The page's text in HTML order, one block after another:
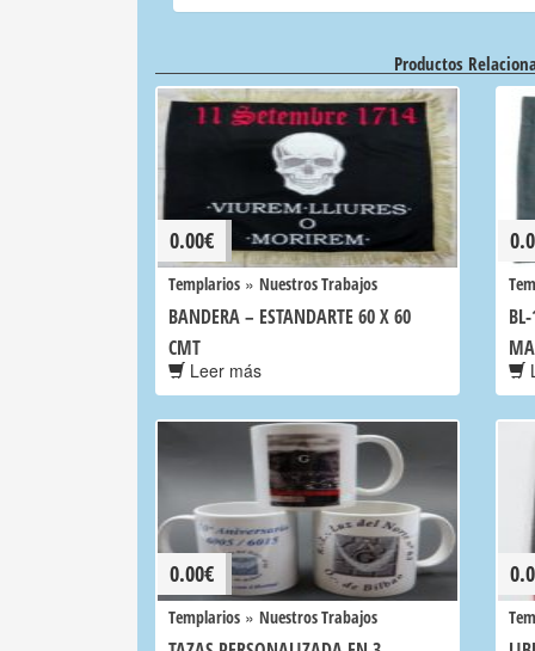
Productos
0.00€
Templarios » Nuestros Trabajos
BANDERA – ESTANDARTE 60 X 60
CMT
Leer más
0.00€
Templarios » Nuestros Trabajos